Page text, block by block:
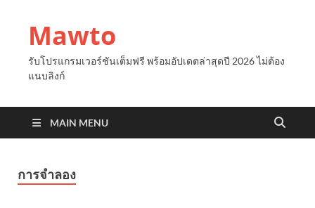
Mawto
รับโปรแกรมเวอร์ชันเต็มฟรี พร้อมอัปเดตล่าสุดปี 2026 ไม่ต้อง
แนบลิงก์
MAIN MENU
การจำลอง